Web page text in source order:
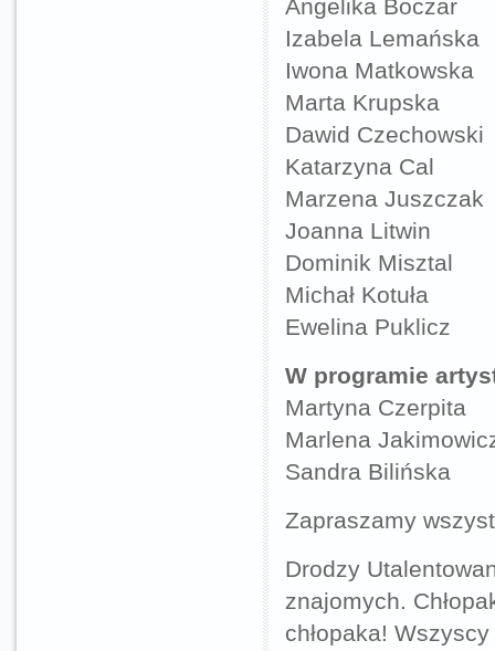
Angelika Boczar
Izabela Lemańska
Iwona Matkowska
Marta Krupska
Dawid Czechowski
Katarzyna Cal
Marzena Juszczak
Joanna Litwin
Dominik Misztal
Michał Kotuła
Ewelina Puklicz
W programie
Martyna Czerpita
Marlena
Sandra Bilińska
Zapraszamy
Drodzy
znajomych.
chłopaka!